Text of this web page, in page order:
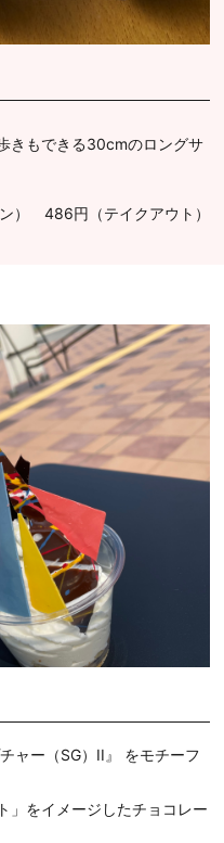
きもできる30cmのロングサ
） 486円（テイクアウト）
ャー（SG）II』 をモチーフ
」をイメージしたチョコレー